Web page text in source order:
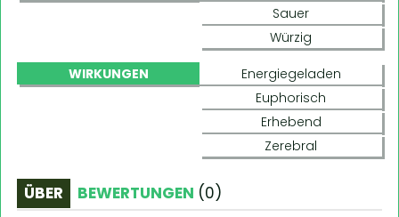
Sauer
Würzig
WIRKUNGEN
Energiegeladen
Euphorisch
Erhebend
Zerebral
ÜBER BEWERTUNGEN (0)